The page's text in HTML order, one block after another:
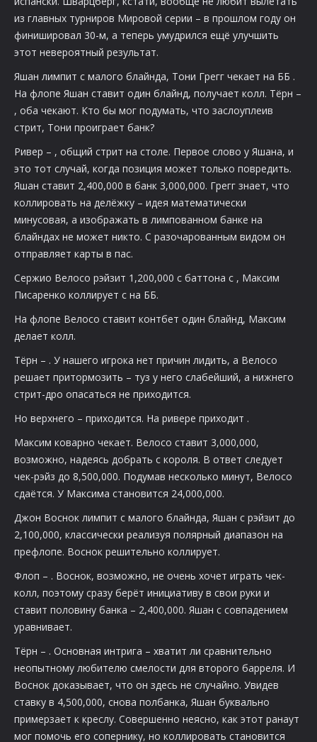
из главных турниров Мировой серии – в прошлом году он
финишировал 30-м, а теперь умудрился ещё улучшить
этот невероятный результат.
Яшан лимпит с малого блайнда, Тони Грегг чекает на ББ .
На флопе Яшан ставит один блайнд, получает колл. Тёрн –
, оба чекают. Кто бы мог подумать, что заслоуплеив
стрит, Тони проиграет банк?
Ривер – , общий стрит на столе. Первое слово у Яшана, и
это тот случай, когда позиция может только повредить.
Яшан ставит 2,400,000 в банк 3,000,000. Грегг знает, что
коллировать на делёжку – идея математически
минусовая, а изображать в лимпованном банке на
блайндах не может никто. С разочарованным видом он
отправляет карты в пас.
Сержио Велосо рэйзит 1,200,000 с баттона с , Максим
Писаренко коллирует с на ББ.
На флопе Велосо ставит контбет один блайнд, Максим
делает колл.
Тёрн – . У нашего игрока нет причин лидить, а Велосо
решает притормозить – туз у него слабейший, а нижнего
стрит-дро опасаться не приходится.
Но верхнего – приходится. На ривере приходит .
Максим коварно чекает. Велосо ставит 3,000,000,
возможно, надеясь добрать с короля. В ответ следует
чек-рэйз до 8,500,000. Подумав несколько минут, Велосо
сдаётся. У Максима становится 24,000,000.
Джон Воснок лимпит с малого блайнда, Яшан с рэйзит до
2,100,000, классически реализуя полярный диапазон на
префлопе. Воснок решительно коллирует.
Флоп – . Воснок, возможно, не очень хочет играть чек-
колл, поэтому сразу берёт инициативу в свои руки и
ставит половину банка – 2,400,000. Яшан с совпадением
уравнивает.
Тёрн – . Основная интрига – хватит ли сравнительно
неопытному любителю смелости для второго барреля. И
Воснок доказывает, что он здесь не случайно. Увидев
ставку в 4,500,000, снова полбанка, Яшан буквально
примерзает к креслу. Совершенно неясно, как этот ранаут
мог помочь его сопернику, но коллировать становится